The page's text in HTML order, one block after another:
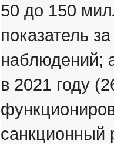
50 до 150
показатель
наблюдений;
в 2021 году
санкционный